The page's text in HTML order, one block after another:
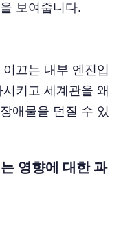
보여줍니다.
끄는 내부 엔진입
키고 세계관을 왜
애물을 던질 수 있
영향에 대한 과